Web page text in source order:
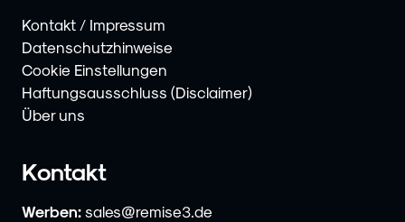
Kontakt / Impressum
Datenschutzhinweise
Cookie Einstellungen
Haftungsausschluss (Disclaimer)
Über uns
Kontakt
Werben: sales@remise3.de